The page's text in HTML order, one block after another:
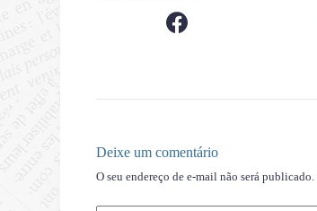
Deixe um comentário
O seu endereço de e-mail não será publicado.